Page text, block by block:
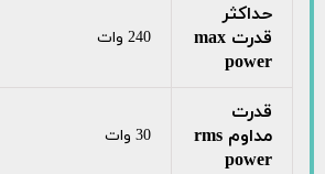
حداکثر
قدرت max
power
240 وات
قدرت
مداوم rms
power
30 وات